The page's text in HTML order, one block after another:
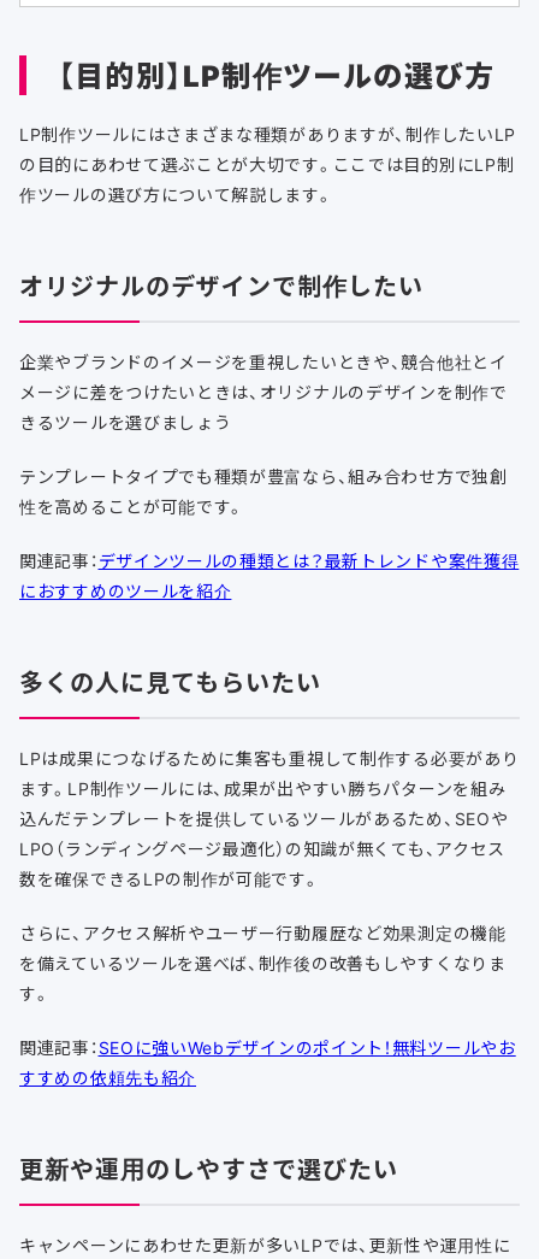
【目的別】LP制作ツールの選び方
LP制作ツールにはさまざまな種類がありますが、制作したいLP
の目的にあわせて選ぶことが大切です。ここでは目的別にLP制
作ツールの選び方について解説します。
オリジナルのデザインで制作したい
企業やブランドのイメージを重視したいときや、競合他社とイ
メージに差をつけたいときは、オリジナルのデザインを制作で
きるツールを選びましょう
テンプレートタイプでも種類が豊富なら、組み合わせ方で独創
性を高めることが可能です。
関連記事： デザインツールの種類とは？最新トレンドや案件獲得
におすすめのツールを紹介
多くの人に見てもらいたい
LPは成果につなげるために集客も重視して制作する必要があり
ます。LP制作ツールには、成果が出やすい勝ちパターンを組み
込んだテンプレートを提供しているツールがあるため、SEOや
LPO（ランディングページ最適化）の知識が無くても、アクセス
数を確保できるLPの制作が可能です。
さらに、アクセス解析やユーザー行動履歴など効果測定の機能
を備えているツールを選べば、制作後の改善もしやすくなりま
す。
関連記事： SEOに強いWebデザインのポイント！無料ツールやお
すすめの依頼先も紹介
更新や運用のしやすさで選びたい
キャンペーンにあわせた更新が多いLPでは、更新性や運用性に